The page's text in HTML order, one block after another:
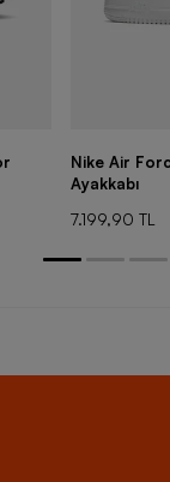
Nike Air
Ayakkabı
7.199,90 TL